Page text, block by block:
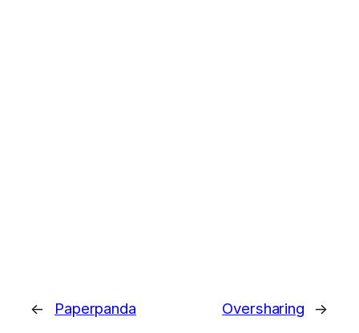
← Paperpanda Oversharing →